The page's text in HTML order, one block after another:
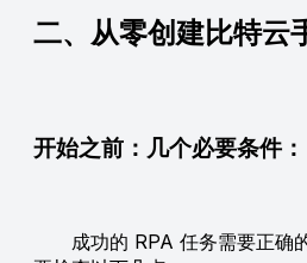
二、从零创建比特云
开始之前：几个必要条件：
成功的 RPA 任务需要正确